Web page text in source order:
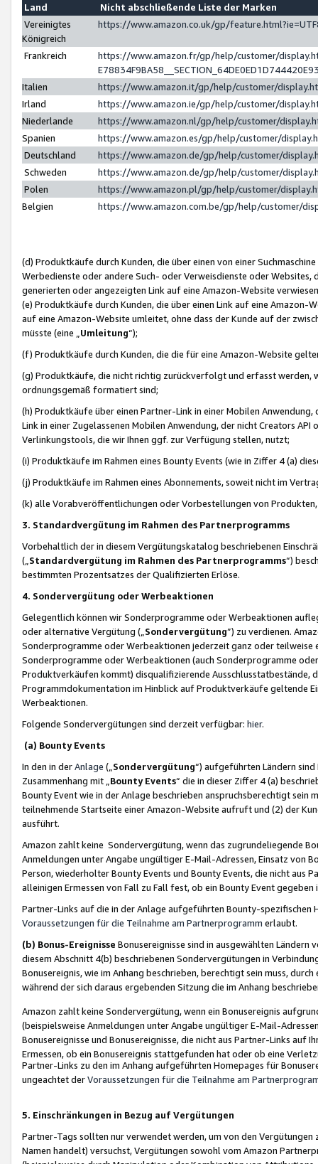
Land
Nicht abschließende Liste der Marken
Vereinigtes
Königreich
https://www.amazon.co.uk/gp/
Frankreich
https://www.amazon.fr/gp/help/customer/
Italien
https://www.amazon.it/gp/help/customer/
Irland
https://www.amazon.ie/gp/help/customer/
Niederlande
https://www.amazon.nl/gp/help/customer/
Spanien
https://www.amazon.es/gp/help/customer/
Deutschland
https://www.amazon.de/gp/help/customer/
Schweden
https://www.amazon.de/gp/help/customer/
Polen
https://www.amazon.pl/gp/help/customer/
Belgien
https://www.amazon.com.be/gp/help/customer/
(d) Produktkäufe durch Kunden, die über einen von einer
Werbedienste oder andere Such- oder Verweisdienste oder Websites,
generierten oder angezeigten Link auf eine Amazon-Website
(e) Produktkäufe durch Kunden, die über einen Link auf eine
auf eine Amazon-Website umleitet, ohne dass der Kunde auf der
müsste (eine „ Umleitung“);
(f) Produktkäufe durch Kunden, die die für eine Amazon-Website
(g) Produktkäufe, die nicht richtig zurückverfolgt und erfasst werden,
ordnungsgemäß formatiert sind;
(h) Produktkäufe über einen Partner-Link in einer Mobilen
Link in einer Zugelassenen Mobilen Anwendung, der nicht Creators
Verlinkungstools, die wir Ihnen ggf. zur Verfügung stellen, nutzt;
(i) Produktkäufe im Rahmen eines Bounty Events (wie in Ziffer 4 (a)
(j) Produktkäufe im Rahmen eines Abonnements, soweit nicht im
(k) alle Vorabveröffentlichungen oder Vorbestellungen von
3. Standardvergütung im Rahmen des Partnerprogramms
Vorbehaltlich der in diesem Vergütungskatalog beschriebenen
(„ Standardvergütung im Rahmen des Partnerprogramms“)
bestimmten Prozentsatzes der Qualifizierten Erlöse.
4. Sondervergütung oder Werbeaktionen
Gelegentlich können wir Sonderprogramme oder Werbeaktionen
oder alternative Vergütung („ Sondervergütung”) zu verdienen.
Sonderprogramme oder Werbeaktionen jederzeit ganz oder
Sonderprogramme oder Werbeaktionen (auch Sonderprogramme
Produktverkäufen kommt) disqualifizierende Ausschlusstatbestände,
Programmdokumentation im Hinblick auf Produktverkäufe geltende
Werbeaktionen.
Folgende Sondervergütungen sind derzeit verfügbar: hier.
(a) Bounty Events
In den in derAnlage („ Sondervergütung“) aufgeführten Ländern
Zusammenhang mit „ Bounty Events“ die in dieser Ziffer 4 (a)
Bounty Event wie in der Anlage beschrieben anspruchsberechtigt sein
teilnehmende Startseite einer Amazon-Website aufruft und (2) der
ausführt.
Amazon zahlt keine Sondervergütung, wenn das zugrundeliegende
Anmeldungen unter Angabe ungültiger E-Mail-Adressen, Einsatz von
Person, wiederholter Bounty Events und Bounty Events, die nicht
alleinigen Ermessen von Fall zu Fall fest, ob ein Bounty Event
Partner-Links auf die in der Anlage aufgeführten Bounty-spezifischen
Voraussetzungen für die Teilnahme am Partnerprogramm erlaubt.
(b) Bonus-Ereignisse Bonusereignisse sind in ausgewählten Ländern
diesem Abschnitt 4(b) beschriebenen Sondervergütungen in
Bonusereignis, wie im Anhang beschrieben, berechtigt sein muss,
während der sich daraus ergebenden Sitzung die im Anhang
Amazon zahlt keine Sondervergütung, wenn ein Bonusereignis
(beispielsweise Anmeldungen unter Angabe ungültiger E-Mail-
Bonusereignisse und Bonusereignisse, die nicht aus Partner-Links auf
Ermessen, ob ein Bonusereignis stattgefunden hat oder ob eine
Partner-Links zu den im Anhang aufgeführten Homepages für
ungeachtet derVoraussetzungen für die Teilnahme am
5. Einschränkungen in Bezug auf Vergütungen
Partner-Tags sollten nur verwendet werden, um von den
Namen handelt) versuchst, Vergütungen sowohl vom Amazon